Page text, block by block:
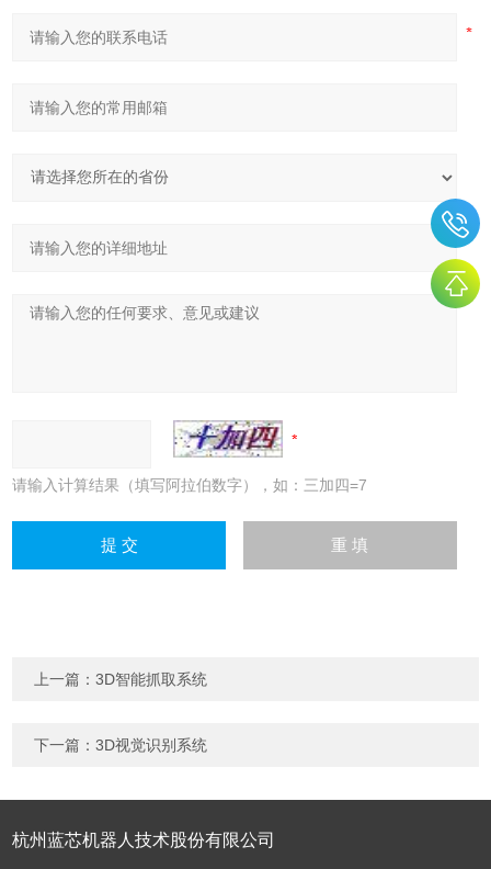
请输入计算结果（填写阿拉伯数字），如：三加四=7
上一篇：3D智能抓取系统
下一篇：3D视觉识别系统
杭州蓝芯机器人技术股份有限公司